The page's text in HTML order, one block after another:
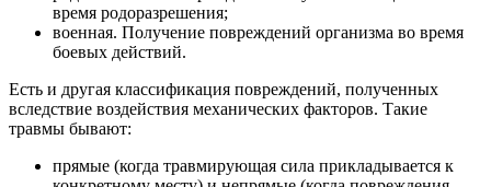
время родоразрешения;
военная. Получение повреждений организма во время
боевых действий.
Есть и другая классификация повреждений, полученных
вследствие воздействия механических факторов. Такие
травмы бывают:
прямые (когда травмирующая сила прикладывается к